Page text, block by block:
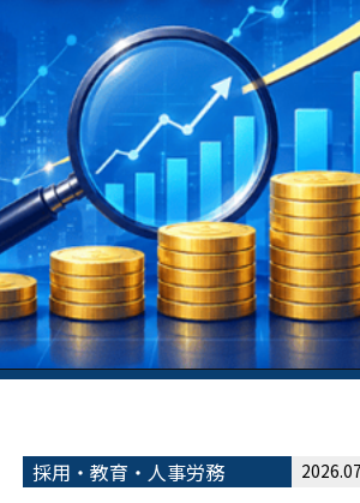
採用・教育・人事労務